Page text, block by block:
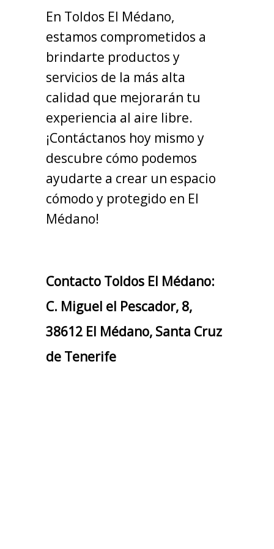
En Toldos El Médano,
estamos comprometidos a
brindarte productos y
servicios de la más alta
calidad que mejorarán tu
experiencia al aire libre.
¡Contáctanos hoy mismo y
descubre cómo podemos
ayudarte a crear un espacio
cómodo y protegido en El
Médano!
Contacto Toldos El Médano:
C. Miguel el Pescador, 8,
38612 El Médano, Santa Cruz
de Tenerife